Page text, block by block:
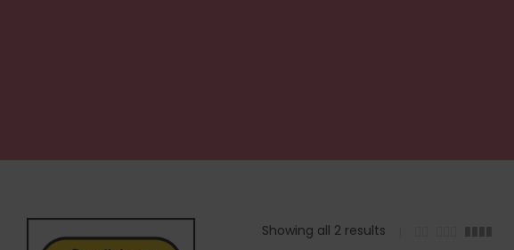
Showing all 2 results